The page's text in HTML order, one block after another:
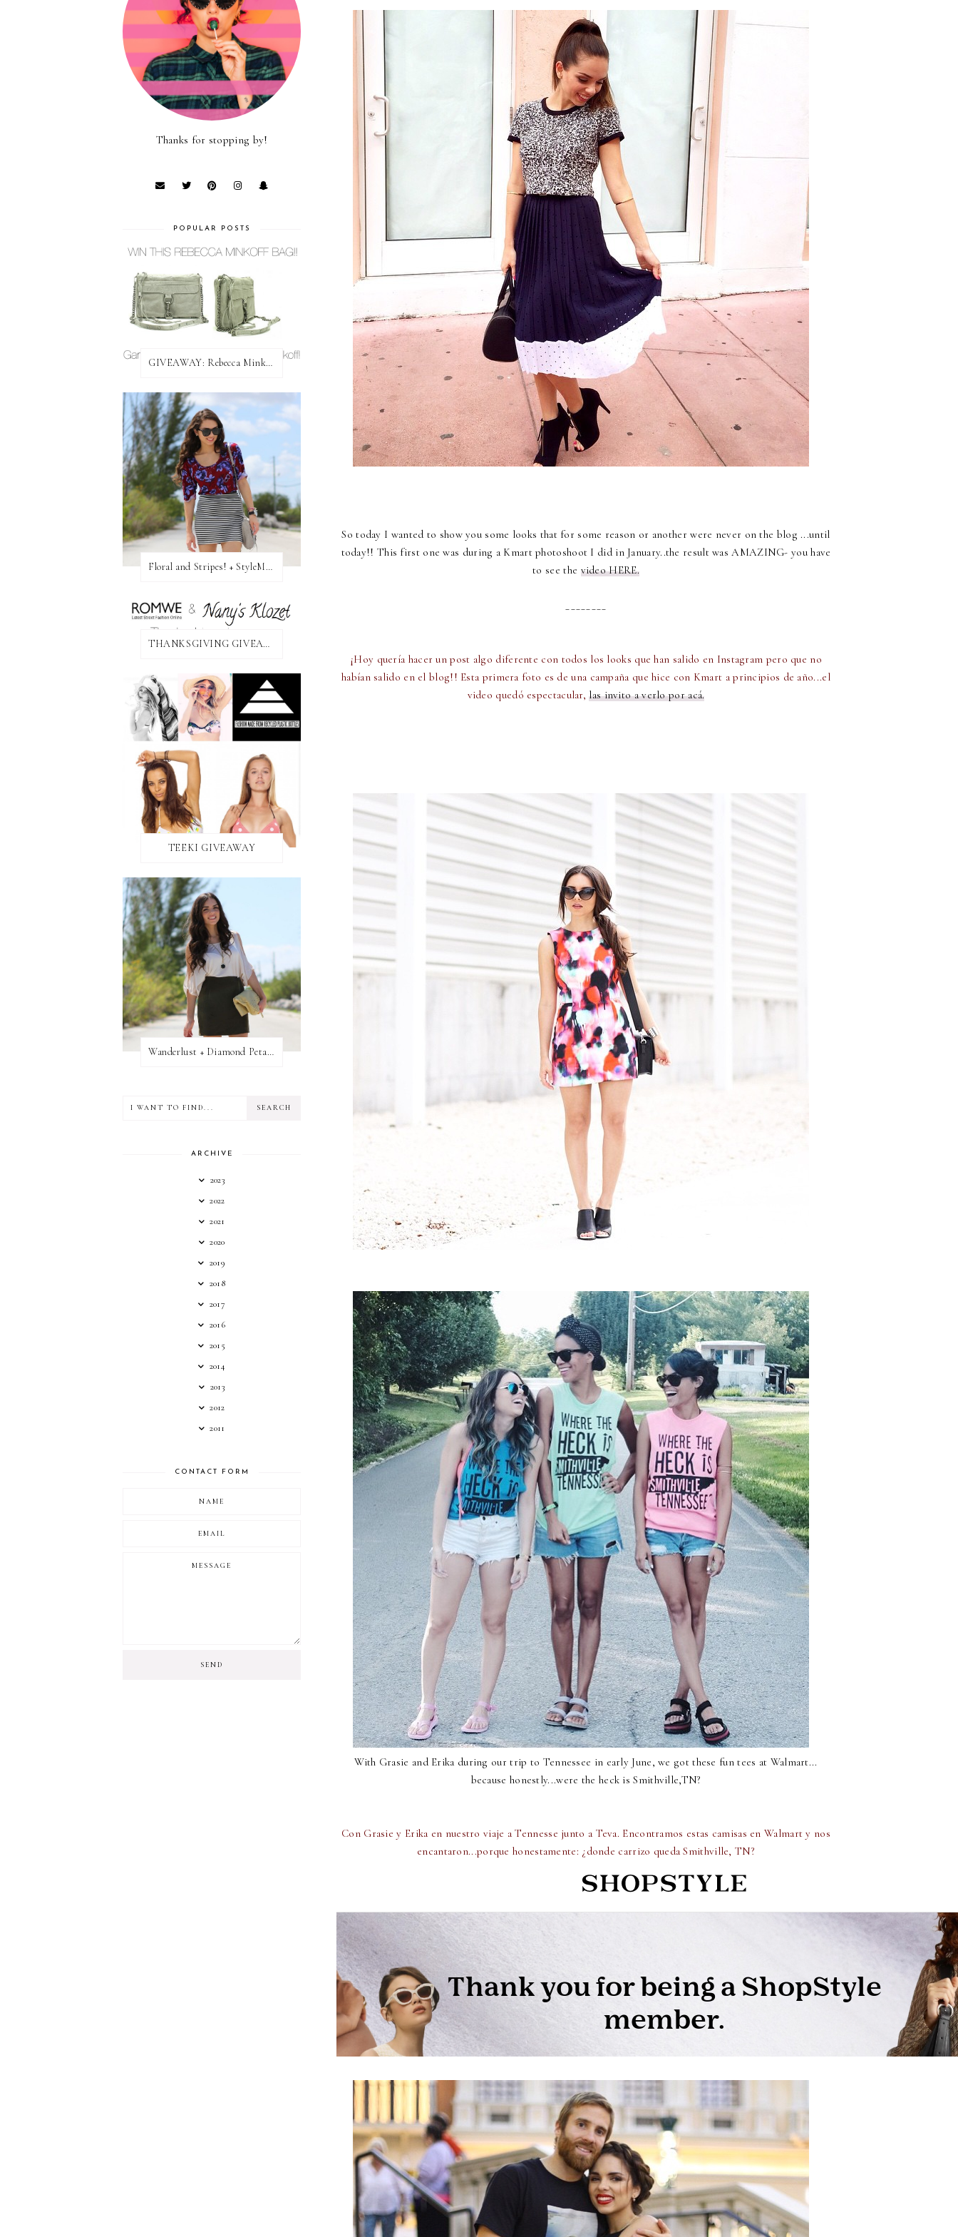
So today I wanted to show you some looks that for some reason or another were never on the blog ...until
today!! This first one was during a Kmart photoshoot I did in January..the result was AMAZING- you have
to see the video HERE.
¡Hoy quería hacer un post algo diferente con todos los looks que han salido en Instagram pero que no
habían salido en el blog!! Esta primera foto es de una campaña que hice con Kmart a principios de año...el
video quedó espectacular,las invito a verlo por acá.
With Grasie and Erika during our trip to Tennessee in early June, we got these fun tees at Walmart...
because honestly...were the heck is Smithville,TN?
Con Grasie y Erika en nuestro viaje a Tennesse junto a Teva. Encontramos estas camisas en Walmart y nos
encantaron...porque honestamente: ¿donde carrizo queda Smithville, TN?
Thanks for stopping by!
POPULAR POSTS
GIVEAWAY: Rebecca Minkoff Bag!
Floral and Stripes! + StyleMint GIVEAWAY!
THANKSGIVING GIVEAWAY!
TEEKI GIVEAWAY
Wanderlust + Diamond Petal Giveaway
ARCHIVE
2023
2022
2021
2020
2019
2018
2017
2016
2015
2014
2013
2012
2011
CONTACT FORM